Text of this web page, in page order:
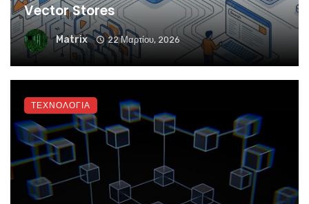
Vector Stores
Matrix 22 Μαρτίου, 2026
ΤΕΧΝΟΛΟΓΙΑ